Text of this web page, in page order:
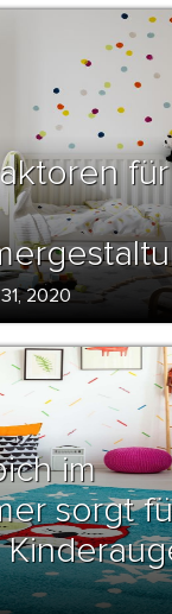
2020
im
sorgt